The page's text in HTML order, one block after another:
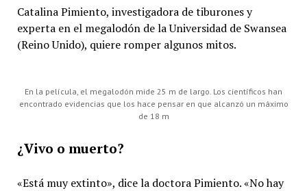
Catalina Pimiento, investigadora de tiburones y
experta en el megalodón de la Universidad de Swansea
(Reino Unido), quiere romper algunos mitos.
En la película, el megalodón mide 25 m de largo. Los científicos han
encontrado evidencias que los hace pensar en que alcanzó un máximo
de 18 m
¿Vivo o muerto?
«Está muy extinto», dice la doctora Pimiento. «No hay